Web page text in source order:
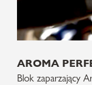
AROMA
Blok zaparzający